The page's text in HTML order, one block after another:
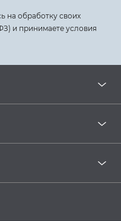
на обработку своих
и принимаете условия